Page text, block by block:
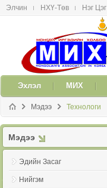
메뉴 건너뛰기
Элчин НХҮ-Төв Нэг Цэг
Эxлэл МИX
Мэдээ Технологи
Мэдээ
Эдийн Засаг
Нийгэм